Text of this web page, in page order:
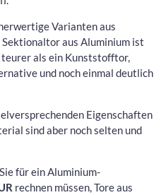
Varianten aus
aus Aluminium ist
als ein Kunststofftor,
und noch einmal deutlich
Eigenschaften
sind aber noch selten und
für ein Aluminium-
rechnen müssen, Tore aus